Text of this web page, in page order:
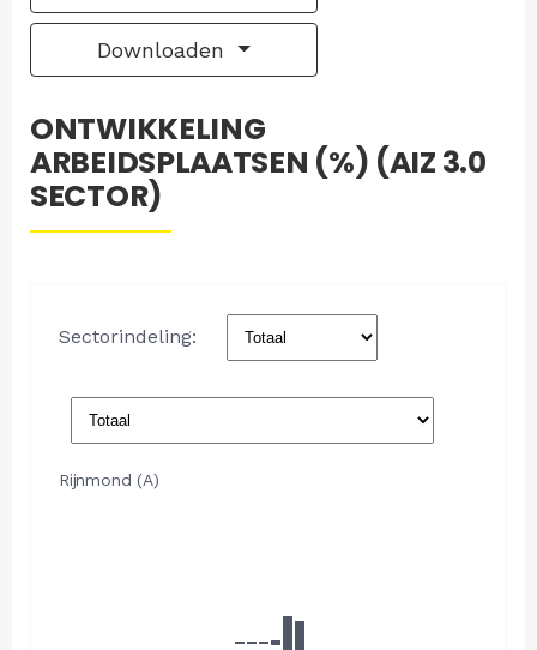
Downloaden
ONTWIKKELING
ARBEIDSPLAATSEN (%) (AIZ 3.0
SECTOR)